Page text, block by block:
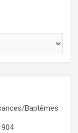
Baptêmes